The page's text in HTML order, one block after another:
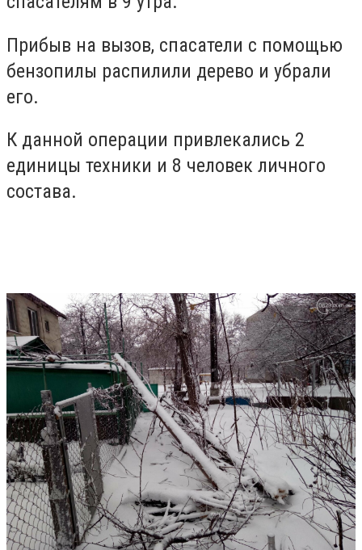
Прибыв на вызов, спасатели с помощью
бензопилы распилили дерево и убрали
его.
К данной операции привлекались 2
единицы техники и 8 человек личного
состава.